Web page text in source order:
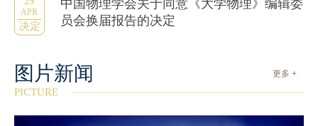
APR
决定
中国物理学会关于同意《大学物理》编辑委
员会换届报告的决定
更多 +
图片新闻
PICTURE